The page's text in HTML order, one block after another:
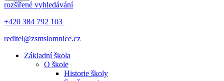
rozšířené vyhledávání
+420 384 792 103
reditel@zsmslomnice.cz
Základní škola
O škole
Historie školy